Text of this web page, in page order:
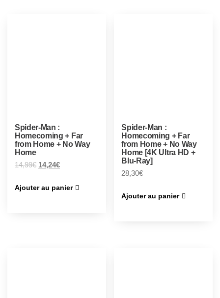
Spider-Man :
Homecoming + Far
from Home + No Way
Home
14,99€ 14,24€
Ajouter au panier
Spider-Man :
Homecoming + Far
from Home + No Way
Home [4K Ultra HD +
Blu-Ray]
28,30€
Ajouter au panier